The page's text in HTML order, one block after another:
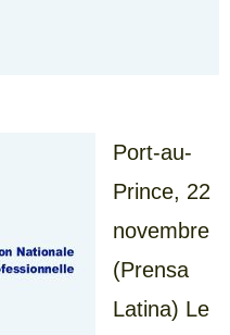
Port-au-
Prince, 22
novembre
(Prensa
Latina) Le